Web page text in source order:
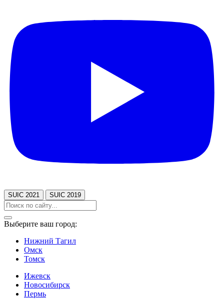
SUIC 2021 SUIC 2019
Выберите ваш город:
Нижний Тагил
Омск
Томск
Ижевск
Новосибирск
Пермь